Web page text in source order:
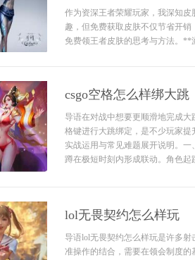
作为资深王者荣耀玩家，我深知
趣，但免费获取皮肤不仅节省开
免费领王者皮肤的思考与方法。**
csgo空格怎么样绑大跳
导语在对战中想要更顺滑地完成
格键进行大跳绑定，是不少玩家
实战运用与常见难题展开说明。
蹲在极短时刻内形成联动。角色
lol无畏契约怎么样玩
导语lol无畏契约怎么样玩是许多
准操作的结合，需要在领会制度